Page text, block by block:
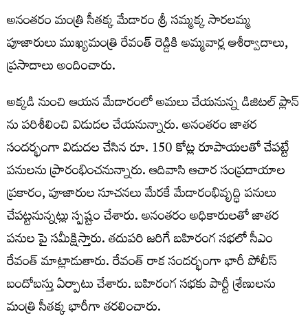
అనంతరం మంత్రి సీతక్క మేడారం శ్రీ సమ్మక్క సారలమ్మ
పూజారులు ముఖ్యమంత్రి రేవంత్ రెడ్డికి అమ్మవార్ల ఆశీర్వాదాలు,
ప్రసాదాలు అందించారు.
అక్కడి నుంచి ఆయన మేడారంలో అమలు చేయనున్న డిజిటల్ ప్లాన్
ను పరిశీలించి విడుదల చేయనున్నారు. అనంతరం జాతర
సందర్భంగా విడుదల చేసిన రూ. 150 కోట్ల రూపాయలతో చేపట్టే
పనులను ప్రారంభించనున్నారు. ఆదివాసి ఆచార సంప్రదాయాల
ప్రకారం, పూజారుల సూచనలు మేరకే మేడారంభివృద్ధి పనులు
చేపట్టనున్నట్లు స్పష్టం చేశారు. అనంతరం అధికారులతో జాతర
పనుల పై సమీక్షిస్తారు. తదుపరి జరిగే బహిరంగ సభలో సీఎం
రేవంత్ మాట్లాడుతారు. రేవంత్ రాక సందర్భంగా భారీ పోలీస్
బందోబస్తు ఏర్పాటు చేశారు. బహిరంగ సభకు పార్టీ శ్రేణులను
మంత్రి సీతక్క భారీగా తరలించారు.